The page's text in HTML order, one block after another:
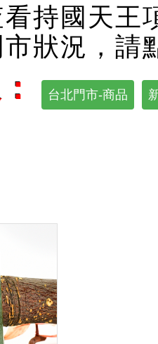
持國天王
狀況，請
台北門市-商品